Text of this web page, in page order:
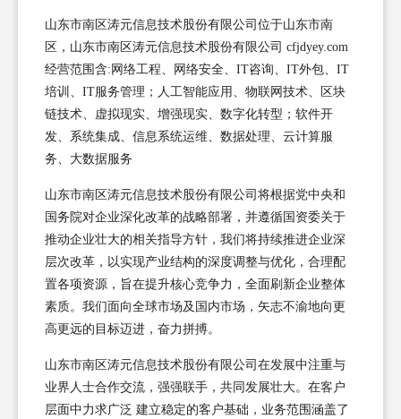
山东市南区涛元信息技术股份有限公司位于山东市南
区，山东市南区涛元信息技术股份有限公司 cfjdyey.com
经营范围含:网络工程、网络安全、IT咨询、IT外包、IT
培训、IT服务管理；人工智能应用、物联网技术、区块
链技术、虚拟现实、增强现实、数字化转型；软件开
发、系统集成、信息系统运维、数据处理、云计算服
务、大数据服务
山东市南区涛元信息技术股份有限公司将根据党中央和
国务院对企业深化改革的战略部署，并遵循国资委关于
推动企业壮大的相关指导方针，我们将持续推进企业深
层次改革，以实现产业结构的深度调整与优化，合理配
置各项资源，旨在提升核心竞争力，全面刷新企业整体
素质。我们面向全球市场及国内市场，矢志不渝地向更
高更远的目标迈进，奋力拼搏。
山东市南区涛元信息技术股份有限公司在发展中注重与
业界人士合作交流，强强联手，共同发展壮大。在客户
层面中力求广泛 建立稳定的客户基础，业务范围涵盖了